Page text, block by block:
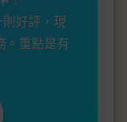
好評，現
。重點是有